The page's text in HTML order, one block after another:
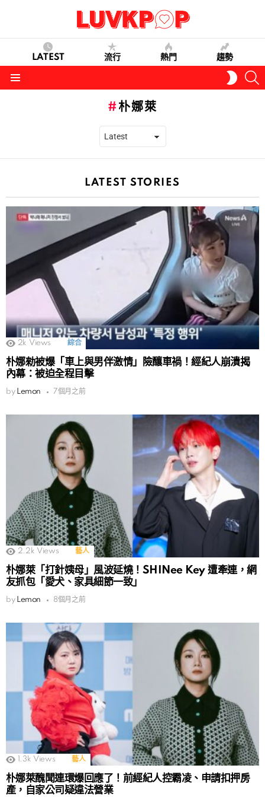
LATEST 流行 熱門 趨勢
SKIN
朴娜萊
LATEST STORIES
2k Views 綜合
朴娜勑被爆「車上與男伴激情」險釀車禍！經紀人崩潰揭
內幕：被迫全程目擊
by Lemon 7個月之前
2.2k Views 藝人
朴娜萊「打針姨母」風波延燒！SHINee Key 遭牽連，網
友抓包「愛犬、家具細節一致」
by Lemon 8個月之前
1.3k Views 藝人
朴娜萊醜聞連環爆回應了！前經紀人控霸凌、申請扣押房
產，自家公司疑違法營業